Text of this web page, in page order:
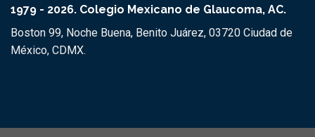
1979 - 2026. Colegio Mexicano de Glaucoma, AC.
Boston 99, Noche Buena, Benito Juárez, 03720 Ciudad de
México, CDMX.